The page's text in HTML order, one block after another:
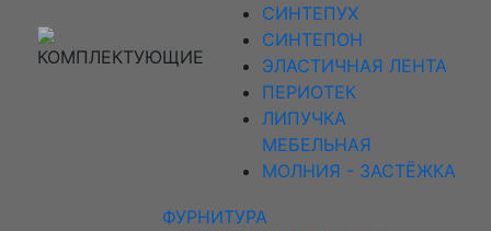
СИНТЕПУХ
СИНТЕПОН
ЭЛАСТИЧНАЯ ЛЕНТА
ПЕРИОТЕК
ЛИПУЧКА
МЕБЕЛЬНАЯ
МОЛНИЯ - ЗАСТЁЖКА
ФУРНИТУРА